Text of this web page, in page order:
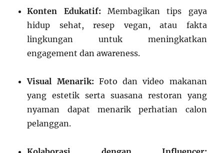
Konten Edukatif: Membagikan tips gaya
hidup sehat, resep vegan, atau fakta
lingkungan untuk meningkatkan
engagement dan awareness.
Visual Menarik: Foto dan video makanan
yang estetik serta suasana restoran yang
nyaman dapat menarik perhatian calon
pelanggan.